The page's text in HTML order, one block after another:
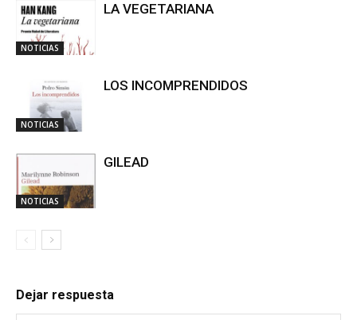
NOTICIAS
LA VEGETARIANA
NOTICIAS
LOS INCOMPRENDIDOS
NOTICIAS
GILEAD
Dejar respuesta